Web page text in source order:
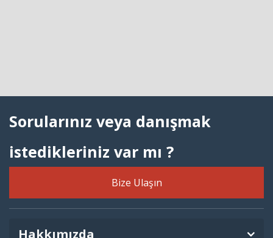
Sorularınız veya danışmak
istedikleriniz var mı ?
Bize Ulaşın
Hakkımızda